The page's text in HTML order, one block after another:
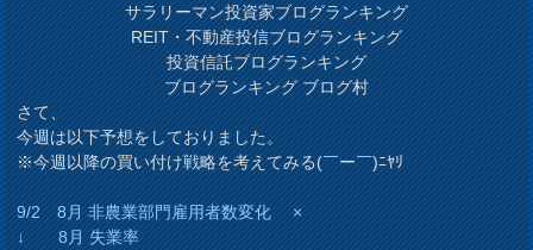
サラリーマン投資家ブログランキング
REIT・不動産投信ブログランキング
投資信託ブログランキング
ブログランキング ブログ村
さて、
今週は以下予想をしておりました。
※今週以降の買い付け戦略を考えてみる(￣ー￣)ﾆﾔﾘ
9/2 8月 非農業部門雇用者数変化 ×
↓ 8月 失業率